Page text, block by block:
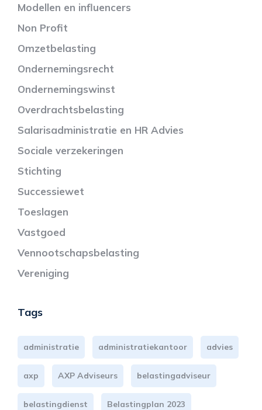
Modellen en influencers
Non Profit
Omzetbelasting
Ondernemingsrecht
Ondernemingswinst
Overdrachtsbelasting
Salarisadministratie en HR Advies
Sociale verzekeringen
Stichting
Successiewet
Toeslagen
Vastgoed
Vennootschapsbelasting
Vereniging
Tags
administratie administratiekantoor advies
axp AXP Adviseurs belastingadviseur
belastingdienst Belastingplan 2023